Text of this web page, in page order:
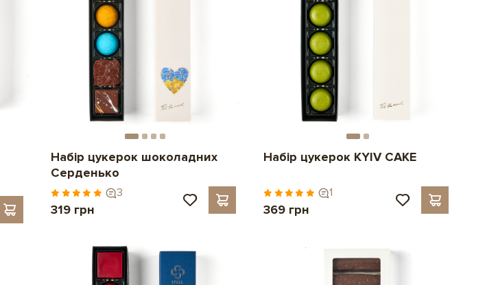
Набір цукерок шоколадних
Серденько
3
319 грн
Набір цукерок KYIV CAKE
1
369 грн